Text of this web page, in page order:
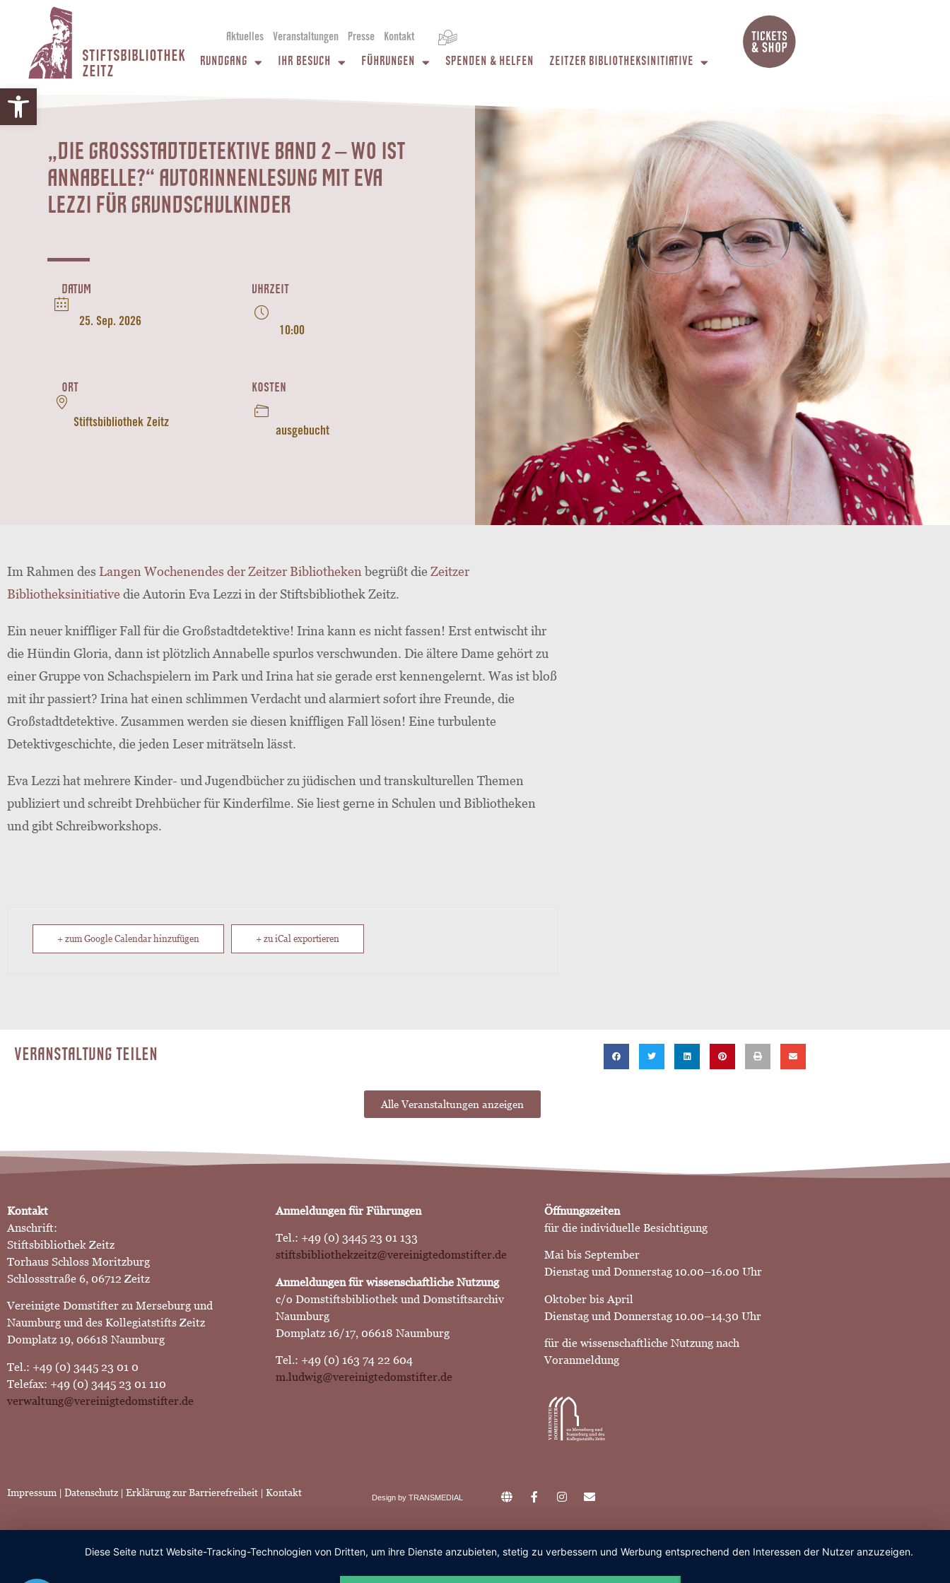
Werkzeugleiste öffnen
STIFTSBIBLIOTHEK
ZEITZ
Aktuelles Veranstaltungen Presse Kontakt
RUNDGANG IHR BESUCH FÜHRUNGEN SPENDEN & HELFEN ZEITZER BIBLIOTHEKSINITIATIVE
„DIE GROSSSTADTDETEKTIVE BAND 2 – WO IST A
NNABELLE?“ AUTORINNENLESUNG MIT EVA L
EZZI FÜR GRUNDSCHULKINDER
DATUM
25. Sep. 2026
UHRZEIT
10:00
ORT
Stiftsbibliothek Zeitz
KOSTEN
ausgebucht
Im Rahmen des Langen Wochenendes der Zeitzer Bibliotheken begrüßt die Zeitzer
Bibliotheksinitiative die Autorin Eva Lezzi in der Stiftsbibliothek Zeitz.
Ein neuer kniffliger Fall für die Großstadtdetektive! Irina kann es nicht fassen! Erst entwischt ihr
die Hündin Gloria, dann ist plötzlich Annabelle spurlos verschwunden. Die ältere Dame gehört zu
einer Gruppe von Schachspielern im Park und Irina hat sie gerade erst kennengelernt. Was ist bloß
mit ihr passiert? Irina hat einen schlimmen Verdacht und alarmiert sofort ihre Freunde, die
Großstadtdetektive. Zusammen werden sie diesen kniffligen Fall lösen! Eine turbulente
Detektivgeschichte, die jeden Leser miträtseln lässt.
Eva Lezzi hat mehrere Kinder- und Jugendbücher zu jüdischen und transkulturellen Themen
publiziert und schreibt Drehbücher für Kinderfilme. Sie liest gerne in Schulen und Bibliotheken
und gibt Schreibworkshops.
+ zum Google Calendar hinzufügen + zu iCal exportieren
VERANSTALTUNG TEILEN
Alle Veranstaltungen anzeigen
Kontakt
Anschrift:
Stiftsbibliothek Zeitz
Torhaus Schloss Moritzburg
Schlossstraße 6, 06712 Zeitz
Vereinigte Domstifter zu Merseburg und
Naumburg und des Kollegiatstifts Zeitz
Domplatz 19, 06618 Naumburg
Tel.: +49 (0) 3445 23 01 0
Telefax: +49 (0) 3445 23 01 110
verwaltung@vereinigtedomstifter.de
Anmeldungen für Führungen
Tel.: +49 (0) 3445 23 01 133
stiftsbibliothekzeitz@vereinigtedomstifter.de
Anmeldungen für wissenschaftliche Nutzung
c/o Domstiftsbibliothek und Domstiftsarchiv
Naumburg
Domplatz 16/17, 06618 Naumburg
Tel.: +49 (0) 163 74 22 604
m.ludwig@vereinigtedomstifter.de
Öffnungszeiten
für die individuelle Besichtigung
Mai bis September
Dienstag und Donnerstag 10.00–16.00 Uhr
Oktober bis April
Dienstag und Donnerstag 10.00–14.30 Uhr
für die wissenschaftliche Nutzung nach
Voranmeldung
Impressum | Datenschutz | Erklärung zur Barrierefreiheit | Kontakt Design byTRANSMEDIAL
Diese Seite nutzt Website-Tracking-Technologien von Dritten, um ihre Dienste anzubieten, stetig zu verbessern und Werbung entsprechend den Interessen der Nutzer anzuzeigen.